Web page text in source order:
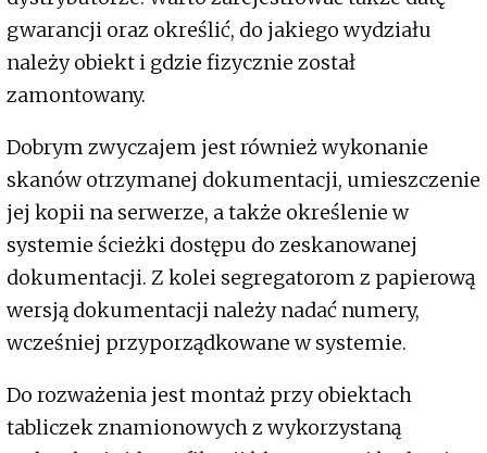
gwarancji oraz określić, do jakiego wydziału
należy obiekt i gdzie fizycznie został
zamontowany.
Dobrym zwyczajem jest również wykonanie
skanów otrzymanej dokumentacji, umieszczenie
jej kopii na serwerze, a także określenie w
systemie ścieżki dostępu do zeskanowanej
dokumentacji. Z kolei segregatorom z papierową
wersją dokumentacji należy nadać numery,
wcześniej przyporządkowane w systemie.
Do rozważenia jest montaż przy obiektach
tabliczek znamionowych z wykorzystaną